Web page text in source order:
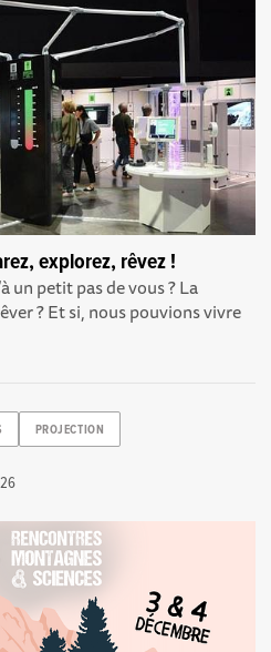
explorez, rêvez !
un petit pas de vous ? La
? Et si, nous pouvions vivre
PROJECTION